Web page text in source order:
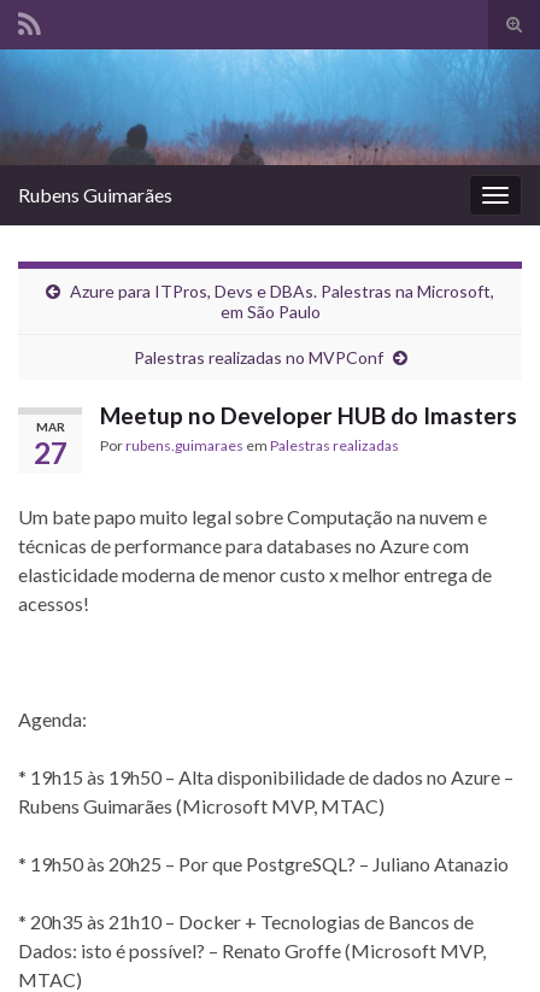
Rubens Guimarães
Azure para ITPros, Devs e DBAs. Palestras na Microsoft,
em São Paulo
Palestras realizadas no MVPConf
MAR
27
Meetup no Developer HUB do Imasters
Porrubens.guimaraes em Palestras realizadas
Um bate papo muito legal sobre Computação na nuvem e
técnicas de performance para databases no Azure com
elasticidade moderna de menor custo x melhor entrega de
acessos!
Agenda:
* 19h15 às 19h50 – Alta disponibilidade de dados no Azure –
Rubens Guimarães (Microsoft MVP, MTAC)
* 19h50 às 20h25 – Por que PostgreSQL? – Juliano Atanazio
* 20h35 às 21h10 – Docker + Tecnologias de Bancos de
Dados: isto é possível? – Renato Groffe (Microsoft MVP,
MTAC)